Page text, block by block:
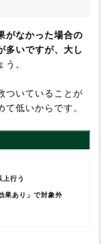
がなかった場合の
多いですが、大し
う。
ついていることが
て低いからです。
上行う
果あり」で対象外